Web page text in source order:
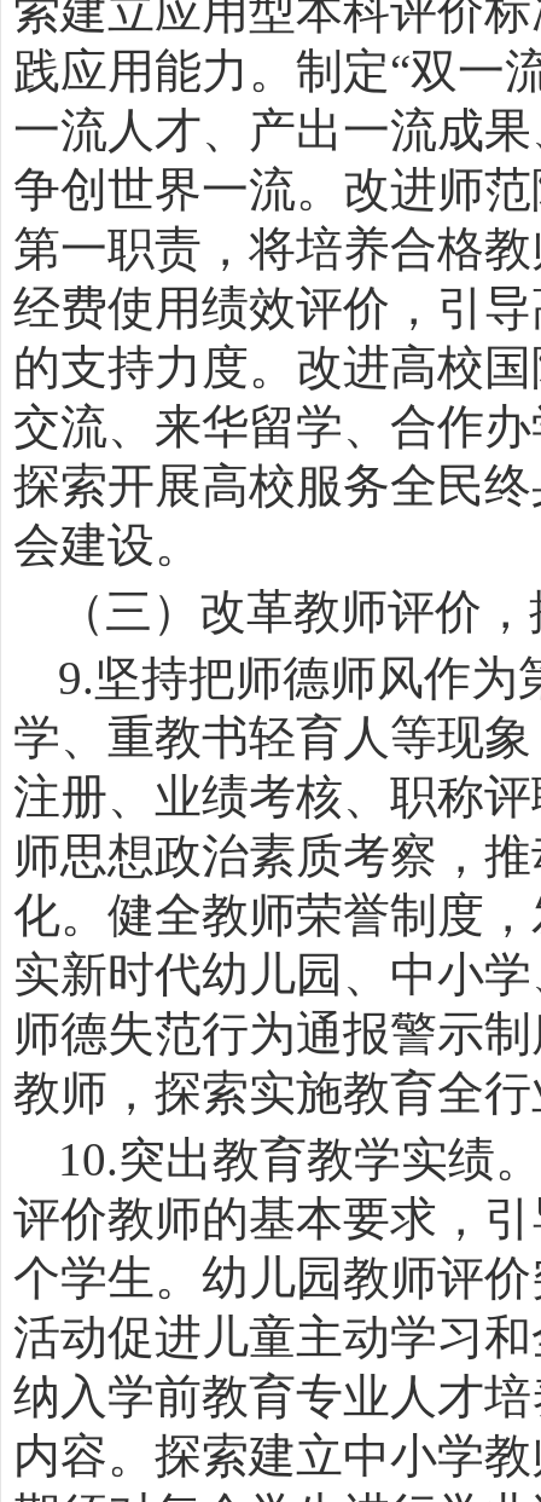
索建立应用型本科评价
践应用能力。制定“双一
一流人才、产出一流成
争创世界一流。改进师
第一职责，将培养合格
经费使用绩效评价，引
的支持力度。改进高校
交流、来华留学、合作
探索开展高校服务全民
会建设。
（三）改革教师评价
9.坚持把师德师风作为
学、重教书轻育人等现
注册、业绩考核、职称
师思想政治素质考察，
化。健全教师荣誉制度
实新时代幼儿园、中小
师德失范行为通报警示
教师，探索实施教育全
10.突出教育教学实绩
评价教师的基本要求，
个学生。幼儿园教师评
活动促进儿童主动学习
纳入学前教育专业人才
内容。探索建立中小学